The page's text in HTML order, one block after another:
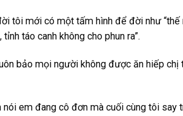
tôi mới có một tấm hình để đời như “thế
táo canh không cho phun ra”.
bảo mọi người không được ăn hiếp
em đang cô đơn mà cuối cùng tôi